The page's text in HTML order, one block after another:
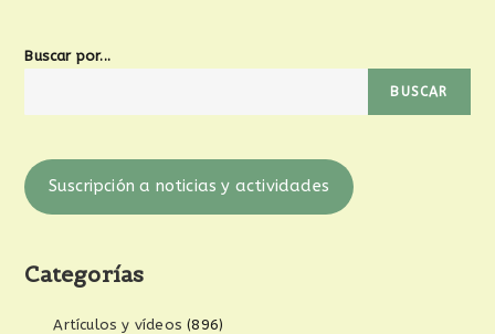
Buscar por...
BUSCAR
Suscripción a noticias y actividades
Categorías
Artículos y vídeos (896)